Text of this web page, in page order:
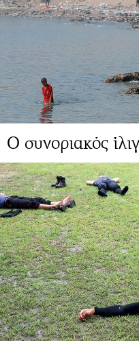
Ο συνοριακός